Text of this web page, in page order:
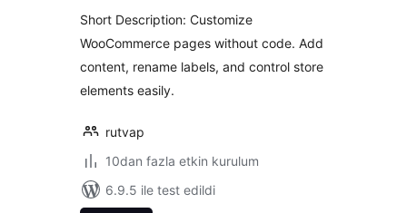
Short Description: Customize
WooCommerce pages without code. Add
content, rename labels, and control store
elements easily.
rutvap
10dan fazla etkin kurulum
6.9.5 ile test edildi